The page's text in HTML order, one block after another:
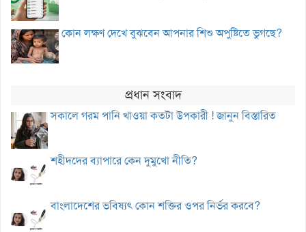
কোন লক্ষণ দেখে বুঝবেন আপনার শিশু অপুষ্টিতে ভুগছে?
প্রধান সংবাদ
সকালে গরম পানি খাওয়া কতটা উপকারী ! জানুন বিস্তারিত
শহীদদের ব্যাপারে কেন দুমুখো নীতি?
বাংলাদেশের ভবিষ্যৎ কোন শক্তির ওপর নির্ভর করবে?